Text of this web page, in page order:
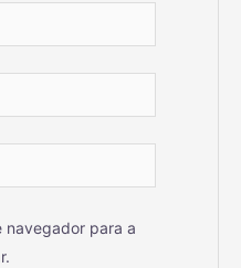
navegador para a